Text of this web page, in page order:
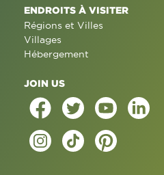
ENDROITS À VISITER
Régions et Villes
Villages
Hébergement
JOIN US